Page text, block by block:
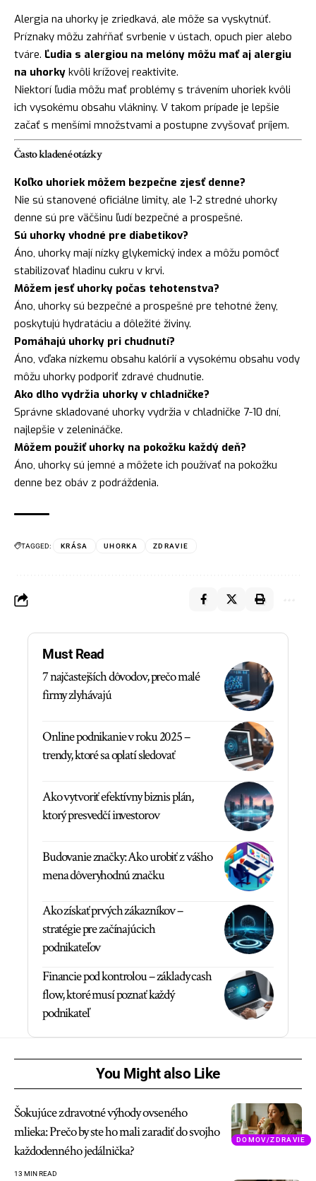
Alergia na uhorky je zriedkavá, ale môže sa vyskytnúť.
Príznaky môžu zahŕňať svrbenie v ústach, opuch pier alebo
tváre. Ľudia s alergiou na melóny môžu mať aj alergiu
na uhorky kvôli krížovej reaktivite.
Niektorí ľudia môžu mať problémy s trávením uhoriek kvôli
ich vysokému obsahu vlákniny. V takom prípade je lepšie
začať s menšími množstvami a postupne zvyšovať príjem.
Často kladené otázky
Koľko uhoriek môžem bezpečne zjesť denne?
Nie sú stanovené oficiálne limity, ale 1-2 stredné uhorky
denne sú pre väčšinu ľudí bezpečné a prospešné.
Sú uhorky vhodné pre diabetikov?
Áno, uhorky mají nízky glykemický index a môžu pomôcť
stabilizovať hladinu cukru v krvi.
Môžem jesť uhorky počas tehotenstva?
Áno, uhorky sú bezpečné a prospešné pre tehotné ženy,
poskytujú hydratáciu a dôležité živiny.
Pomáhajú uhorky pri chudnutí?
Áno, vďaka nízkemu obsahu kalórií a vysokému obsahu vody
môžu uhorky podporiť zdravé chudnutie.
Ako dlho vydržia uhorky v chladničke?
Správne skladované uhorky vydržia v chladničke 7-10 dní,
najlepšie v zelenináčke.
Môžem použiť uhorky na pokožku každý deň?
Áno, uhorky sú jemné a môžete ich používať na pokožku
denne bez obáv z podráždenia.
TAGGED: KRÁSA UHORKA ZDRAVIE
Must Read
7 najčastejších dôvodov, prečo malé
firmy zlyhávajú
Online podnikanie v roku 2025 –
trendy, ktoré sa oplatí sledovať
Ako vytvoriť efektívny biznis plán,
ktorý presvedčí investorov
Budovanie značky: Ako urobiť z vášho
mena dôveryhodnú značku
Ako získať prvých zákazníkov –
stratégie pre začínajúcich
podnikateľov
Financie pod kontrolou – základy cash
flow, ktoré musí poznať každý
podnikateľ
You Might also Like
DOMOV/ZDRAVIE
Šokujúce zdravotné výhody ovseného
mlieka: Prečo by ste ho mali zaradiť do svojho
každodenného jedálnička?
13 MIN READ